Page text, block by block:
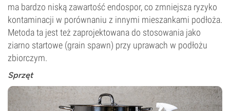
ma bardzo niską zawartość endospor, co zmniejsza ryzyko
kontaminacji w porównaniu z innymi mieszankami podłoża.
Metoda ta jest też zaprojektowana do stosowania jako
ziarno startowe (grain spawn) przy uprawach w podłożu
zbiorczym.
Sprzęt